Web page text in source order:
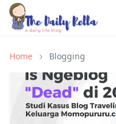
Home Blogging